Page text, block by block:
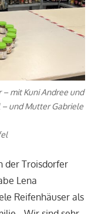
mit Kuni Andree und
und Mutter Gabriele
der Troisdorfer
Lena
Reifenhäuser als